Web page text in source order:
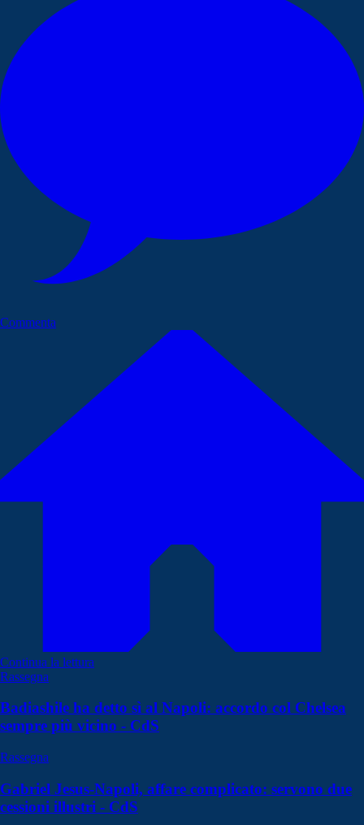
Commenta
Continua la lettura
Rassegna
Badiashile ha detto sì al Napoli: accordo col Chelsea
sempre più vicino - CdS
Rassegna
Gabriel Jesus-Napoli, affare complicato: servono due
cessioni illustri - CdS